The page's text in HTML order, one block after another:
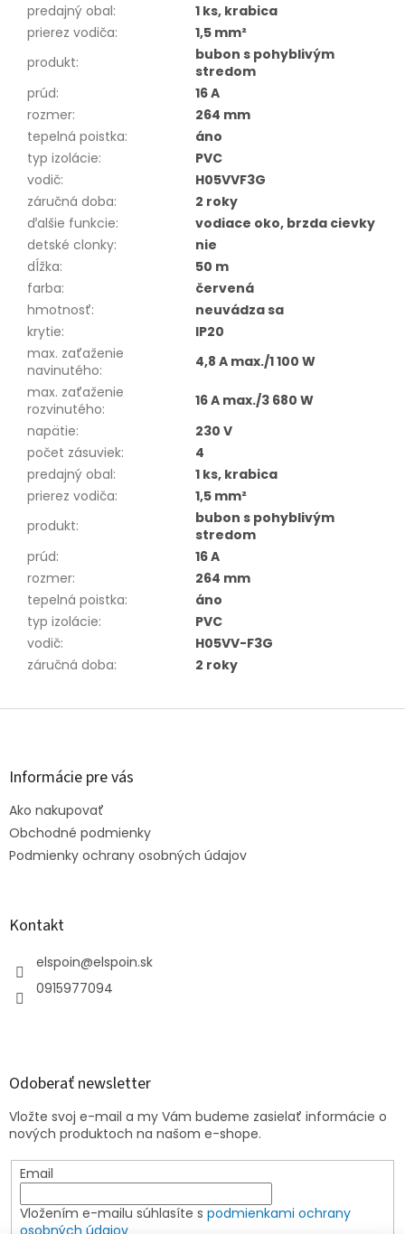
predajný obal:
1 ks, krabica
prierez vodiča:
1,5 mm²
produkt:
bubon s pohyblivým
stredom
prúd:
16 A
rozmer:
264 mm
tepelná poistka:
áno
typ izolácie:
PVC
vodič:
H05VVF3G
záručná doba:
2 roky
ďalšie funkcie:
vodiace oko, brzda cievky
detské clonky:
nie
dĺžka:
50 m
farba:
červená
hmotnosť:
neuvádza sa
krytie:
IP20
max. zaťaženie
navinutého:
4,8 A max./1 100 W
max. zaťaženie
rozvinutého:
16 A max./3 680 W
napätie:
230 V
počet zásuviek:
4
predajný obal:
1 ks, krabica
prierez vodiča:
1,5 mm²
produkt:
bubon s pohyblivým
stredom
prúd:
16 A
rozmer:
264 mm
tepelná poistka:
áno
typ izolácie:
PVC
vodič:
H05VV-F3G
záručná doba: 2 roky
Z
Informácie pre vás
Ako nakupovať
Obchodné podmienky
Podmienky ochrany osobných údajov
Kontakt
elspoin@elspoin.sk
0915977094
Odoberať newsletter
Vložte svoj e-mail a my Vám budeme zasielať informácie o
nových produktoch na našom e-shope.
Email
Vložením e-mailu súhlasíte s podmienkami ochrany